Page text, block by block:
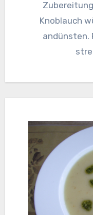
Knoblauch
andünsten.